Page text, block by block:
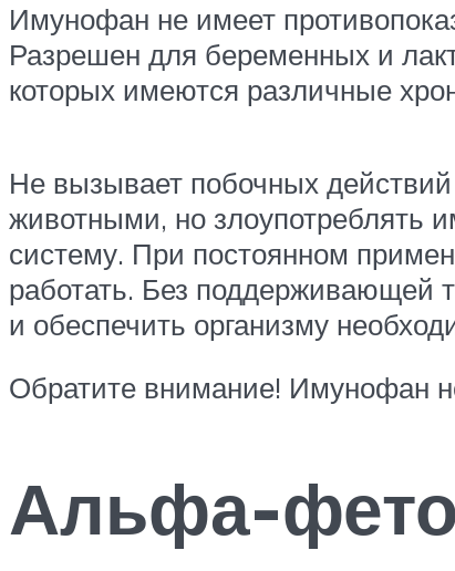
Имунофан не имеет
Разрешен для беременных и
которых имеются различные
Не вызывает побочных
животными, но злоупотреблять
систему. При постоянном
работать. Без поддерживающей
и обеспечить организму
Обратите внимание! Имунофан
Альфа-